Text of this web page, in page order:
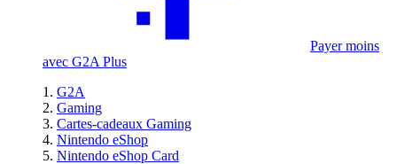
Payer moins
avec G2A Plus
G2A
Gaming
Cartes-cadeaux Gaming
Nintendo eShop
Nintendo eShop Card